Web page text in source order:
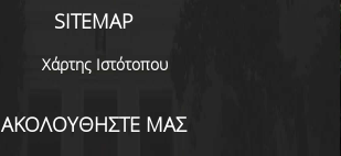
ΠΙΣΤΟΠΟΙΗΣΗ
ΑΞΙΟΛΟΓΗΣΗ
ΑΠΟ ΠΡΟΠΤΥΧΙΑΚΟΥΣ ΦΟΙΤΗΤΕΣ
SITEMAP
Χάρτης Ιστότοπου
ΑΚΟΛΟΥΘΗΣΤΕ ΜΑΣ